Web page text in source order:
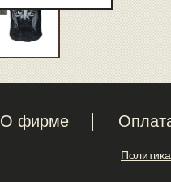
О фирме